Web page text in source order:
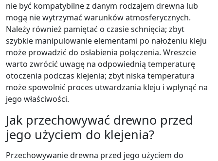
nie być kompatybilne z danym rodzajem drewna lub
mogą nie wytrzymać warunków atmosferycznych.
Należy również pamiętać o czasie schnięcia; zbyt
szybkie manipulowanie elementami po nałożeniu kleju
może prowadzić do osłabienia połączenia. Wreszcie
warto zwrócić uwagę na odpowiednią temperaturę
otoczenia podczas klejenia; zbyt niska temperatura
może spowolnić proces utwardzania kleju i wpłynąć na
jego właściwości.
Jak przechowywać drewno przed
jego użyciem do klejenia?
Przechowywanie drewna przed jego użyciem do